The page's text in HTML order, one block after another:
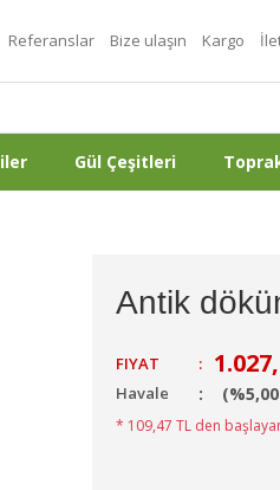
Referanslar Bize ulaşın Kargo
Gül Çeşitleri
Antik
FIYAT :
Havale
* 109,47 TL den